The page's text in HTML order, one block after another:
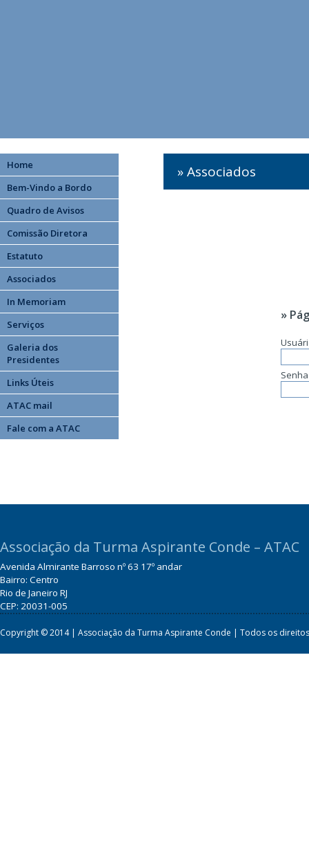
Home
Bem-Vindo a Bordo
Quadro de Avisos
Comissão Diretora
Estatuto
Associados
In Memoriam
Serviços
Galeria dos
Presidentes
Links Úteis
ATAC mail
Fale com a ATAC
» Associados
»
Senha
Associação da Turma Aspirante Conde – ATAC
Avenida Almirante Barroso nº 63 17º andar
Bairro: Centro
Rio de Janeiro RJ
CEP: 20031-005
Copyright © 2014 | Associação da Turma Aspirante Conde | Todos os